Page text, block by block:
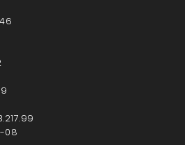
08